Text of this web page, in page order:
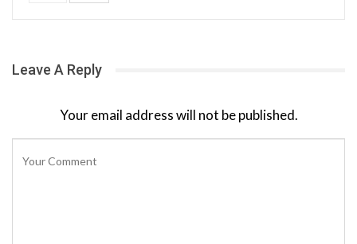
Leave A Reply
Your email address will not be published.